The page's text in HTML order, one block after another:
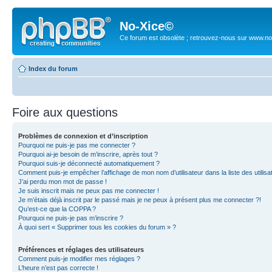
No-Xice©
Ce forum est obsolète ; retrouvez-nous sur
Index du forum
Foire aux questions
Problèmes de connexion et d’inscription
Pourquoi ne puis-je pas me connecter ?
Pourquoi ai-je besoin de m’inscrire, après tout ?
Pourquoi suis-je déconnecté automatiquement ?
Comment puis-je empêcher l’affichage de mon nom d’utilisateur dans la liste des
J’ai perdu mon mot de passe !
Je suis inscrit mais ne peux pas me connecter !
Je m’étais déjà inscrit par le passé mais je ne peux à présent plus me connecter ?!
Qu’est-ce que la COPPA ?
Pourquoi ne puis-je pas m’inscrire ?
À quoi sert « Supprimer tous les cookies du forum » ?
Préférences et réglages des utilisateurs
Comment puis-je modifier mes réglages ?
L’heure n’est pas correcte !